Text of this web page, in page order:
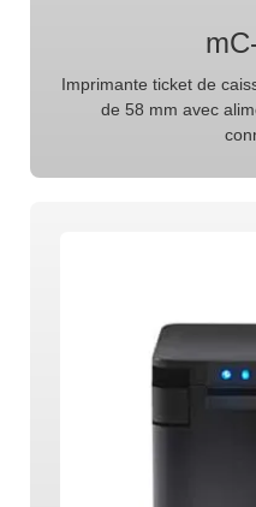
Imprimante ticket de
de 58 mm avec